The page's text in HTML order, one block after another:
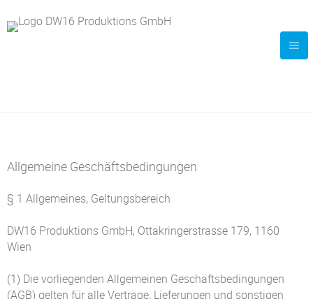
Allgemeine Geschäftsbedingungen
§ 1 Allgemeines, Geltungsbereich
DW16 Produktions GmbH, Ottakringerstrasse 179, 1160
Wien
(1) Die vorliegenden Allgemeinen Geschäftsbedingungen
(AGB) gelten für alle Verträge, Lieferungen und sonstigen